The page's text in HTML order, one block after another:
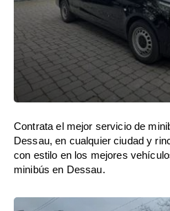
Contrata el mejor servicio de
Dessau, en cualquier ciudad y
con estilo en los mejores
minibús en Dessau.